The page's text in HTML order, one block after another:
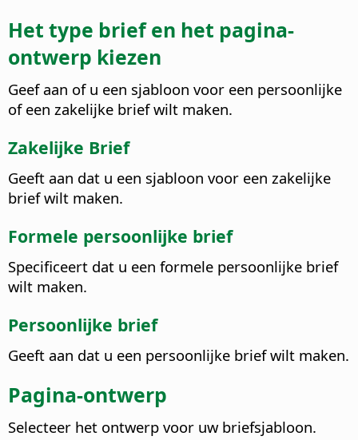
Het type brief en het pagina-
ontwerp kiezen
Geef aan of u een sjabloon voor een persoonlijke
of een zakelijke brief wilt maken.
Zakelijke Brief
Geeft aan dat u een sjabloon voor een zakelijke
brief wilt maken.
Formele persoonlijke brief
Specificeert dat u een formele persoonlijke brief
wilt maken.
Persoonlijke brief
Geeft aan dat u een persoonlijke brief wilt maken.
Pagina-ontwerp
Selecteer het ontwerp voor uw briefsjabloon.